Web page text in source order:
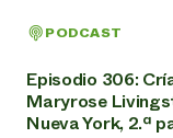
PODCAST
Episodio 306:
Maryrose
Nueva York, 2.ª